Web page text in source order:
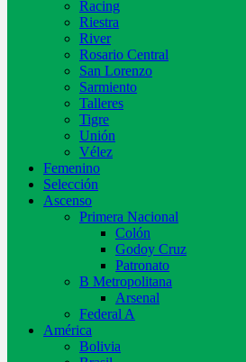
Racing
Riestra
River
Rosario Central
San Lorenzo
Sarmiento
Talleres
Tigre
Unión
Vélez
Femenino
Selección
Ascenso
Primera Nacional
Colón
Godoy Cruz
Patronato
B Metropolitana
Arsenal
Federal A
América
Bolivia